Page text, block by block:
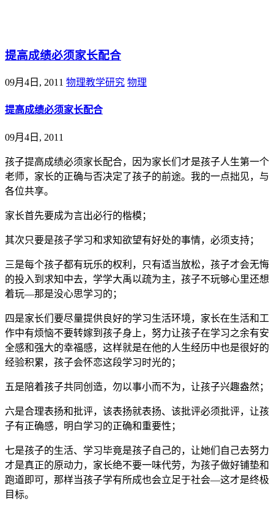
提高成绩必须家长配合
09月4日, 2011 物理教学研究 物理
提高成绩必须家长配合
09月4日, 2011
孩子提高成绩必须家长配合，因为家长们才是孩子人生第一个
老师，家长的正确与否决定了孩子的前途。我的一点拙见，与
各位共享。
家长首先要成为言出必行的楷模；
其次只要是孩子学习和求知欲望有好处的事情，必须支持；
三是每个孩子都有玩乐的权利，只有适当放松，孩子才会无悔
的投入到求知中去，学学大禹以疏为主，孩子不玩够心里还想
着玩—那是没心思学习的；
四是家长们要尽量提供良好的学习生活环境，家长在生活和工
作中有烦恼不要转嫁到孩子身上，努力让孩子在学习之余有安
全感和强大的幸福感，这样就是在他的人生经历中也是很好的
经验积累，孩子会怀恋这段学习时光的；
五是陪着孩子共同创造，勿以事小而不为，让孩子兴趣盎然；
六是合理表扬和批评，该表扬就表扬、该批评必须批评，让孩
子有正确感，明白学习的正确和重要性；
七是孩子的生活、学习毕竟是孩子自己的，让她们自己去努力
才是真正的原动力，家长绝不要一味代劳，为孩子做好铺垫和
跑道即可，那样当孩子学有所成也会立足于社会—这才是终极
目标。